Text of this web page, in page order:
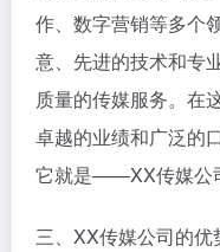
作、数字营销等多个
意、先进的技术和专
质量的传媒服务。在
卓越的业绩和广泛的
它就是——XX传媒公
三、XX传媒公司的优